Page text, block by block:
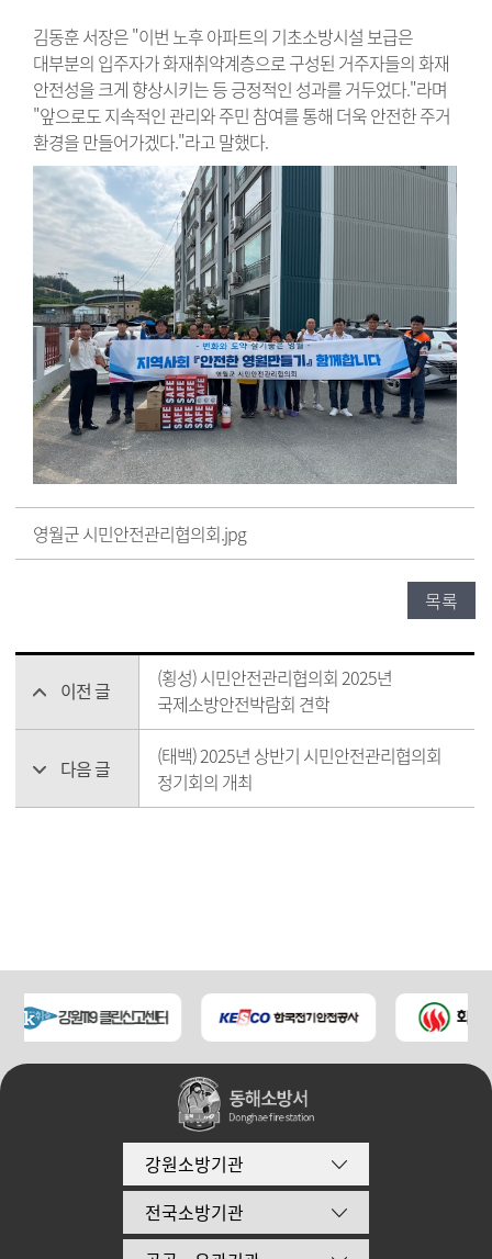
김동훈 서장은 "이번 노후 아파트의 기초소방시설 보급은
대부분의 입주자가 화재취약계층으로 구성된 거주자들의 화재
안전성을 크게 향상시키는 등 긍정적인 성과를 거두었다."라며
"앞으로도 지속적인 관리와 주민 참여를 통해 더욱 안전한 주거
환경을 만들어가겠다."라고 말했다.
영월군 시민안전관리협의회.jpg
목록
이전 글
(횡성) 시민안전관리협의회 2025년
국제소방안전박람회 견학
다음 글
(태백) 2025년 상반기 시민안전관리협의회
정기회의 개최
강원소방기관
전국소방기관